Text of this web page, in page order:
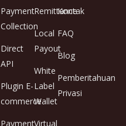
Payment
Collection
Direct
API
Plugin E-
commerce
Payment
Remittance
Local
Payout
White
Label
Wallet
Virtual
Kontak
FAQ
Blog
Pemberitahuan
Privasi